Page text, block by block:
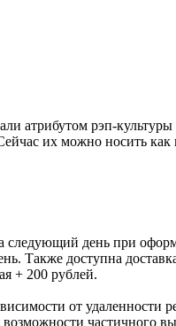
атрибутом рэп-
их можно носить
следующий день при
Также доступна
+ 200 рублей.
от удаленности
возможности частичного